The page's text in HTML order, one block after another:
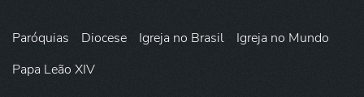
Paróquias Diocese Igreja no Brasil
Igreja no Mundo
Papa Leão XIV